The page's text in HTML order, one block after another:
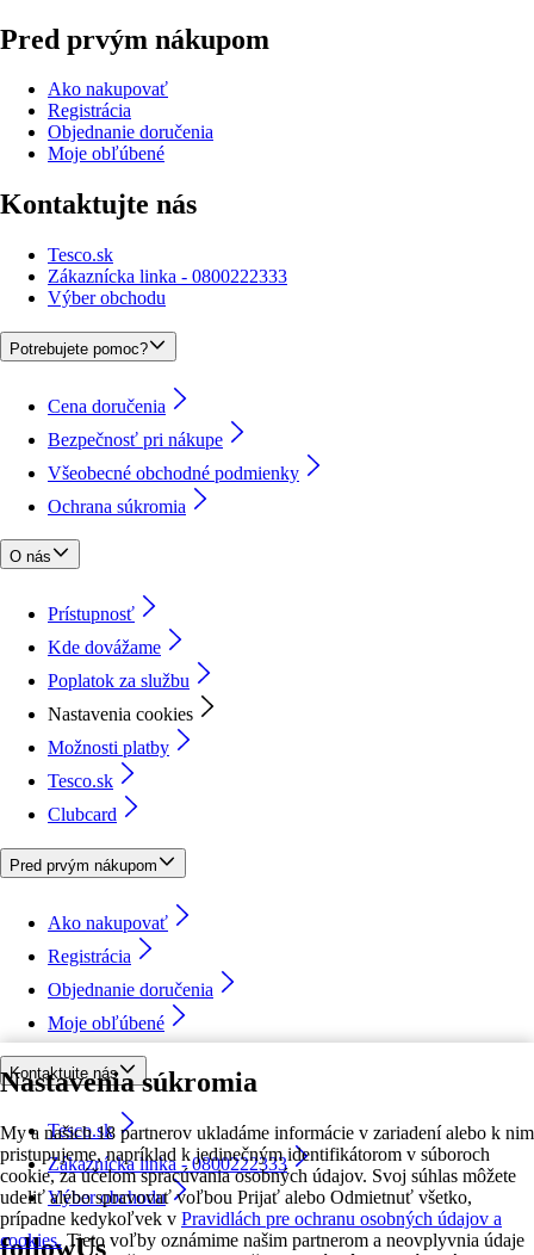
Nastavenia súkromia
My a našich 18 partnerov ukladáme informácie v zariadení alebo k nim
pristupujeme, napríklad k jedinečným identifikátorom v súboroch
cookie, za účelom spracúvania osobných údajov. Svoj súhlas môžete
udeliť alebo spravovať voľbou Prijať alebo Odmietnuť všetko,
prípadne kedykoľvek v Pravidlách pre ochranu osobných údajov a
cookies. Tieto voľby oznámime našim partnerom a neovplyvnia údaje
Pred prvým nákupom
Ako nakupovať
Registrácia
Objednanie doručenia
Moje obľúbené
Kontaktujte nás
Tesco.sk
Zákaznícka linka - 0800222333
Výber obchodu
Potrebujete pomoc?
Cena doručenia
Bezpečnosť pri nákupe
Všeobecné obchodné podmienky
Ochrana súkromia
O nás
Prístupnosť
Kde dovážame
Poplatok za službu
Nastavenia cookies
Možnosti platby
Tesco.sk
Clubcard
Pred prvým nákupom
Ako nakupovať
Registrácia
Objednanie doručenia
Moje obľúbené
Kontaktujte nás
Tesco.sk
Zákaznícka linka - 0800222333
Výber obchodu
followUs